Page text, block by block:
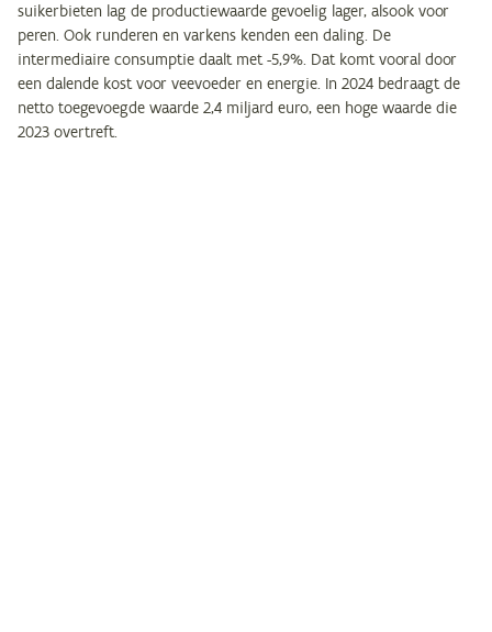
suikerbieten lag de productiewaarde gevoelig lager, alsook voor
peren. Ook runderen en varkens kenden een daling. De
intermediaire consumptie daalt met -5,9%. Dat komt vooral door
een dalende kost voor veevoeder en energie. In 2024 bedraagt de
netto toegevoegde waarde 2,4 miljard euro, een hoge waarde die
2023 overtreft.